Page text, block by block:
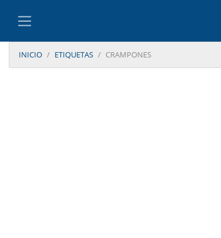
INICIO ETIQUETAS CRAMPONES